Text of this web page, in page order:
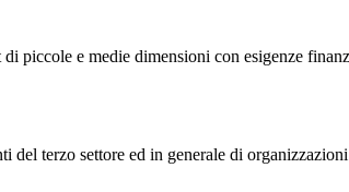
piccole e medie dimensioni con esigenze
terzo settore ed in generale di